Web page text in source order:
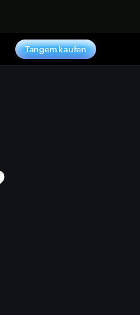
Tangem kaufen